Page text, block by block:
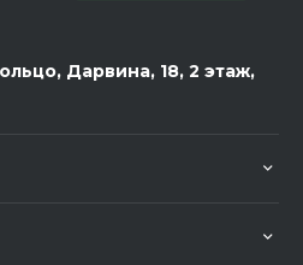
Дарвина, 18, 2 этаж,